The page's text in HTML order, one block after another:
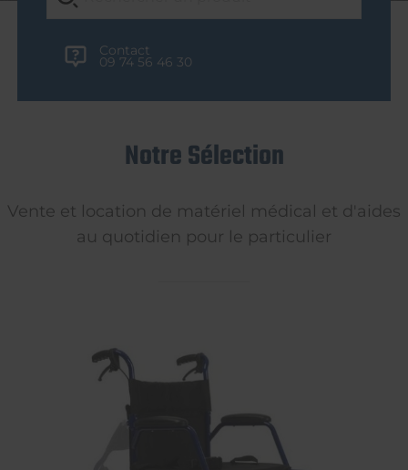
Contact
09 74 56 46 30
Notre Sélection
Vente et location de matériel médical et d'aides
au quotidien pour le particulier